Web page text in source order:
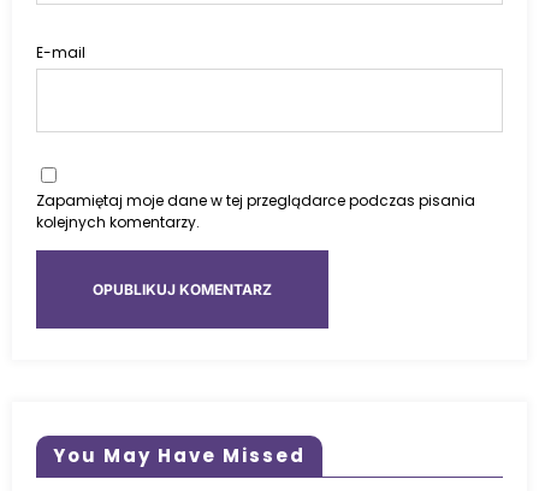
E-mail
Zapamiętaj moje dane w tej przeglądarce podczas pisania
kolejnych komentarzy.
You May Have Missed